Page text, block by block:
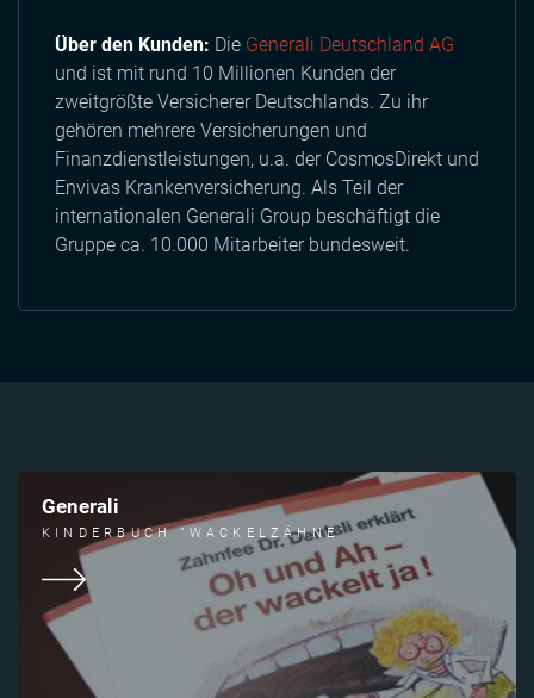
Über den Kunden: Die Generali Deutschland AG
und ist mit rund 10 Millionen Kunden der
zweitgrößte Versicherer Deutschlands. Zu ihr
gehören mehrere Versicherungen und
Finanzdienstleistungen, u.a. der CosmosDirekt und
Envivas Krankenversicherung. Als Teil der
internationalen Generali Group beschäftigt die
Gruppe ca. 10.000 Mitarbeiter bundesweit.
Generali
KINDERBUCH "WACKELZÄHNE"